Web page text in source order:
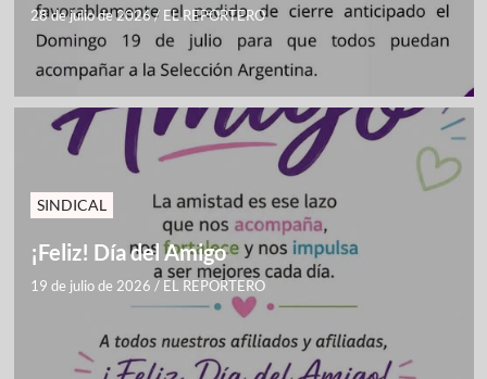
28 de julio de 2026/ EL REPORTERO
SINDICAL
¡Feliz! Día del Amigo
19 de julio de 2026 / EL REPORTERO